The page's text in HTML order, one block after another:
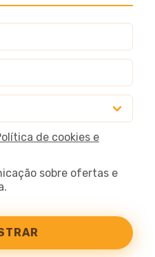
de cookies e
sobre ofertas e